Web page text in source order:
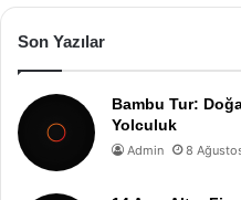
Son Yazılar
Bambu Tur:
Yolculuk
Admin 8